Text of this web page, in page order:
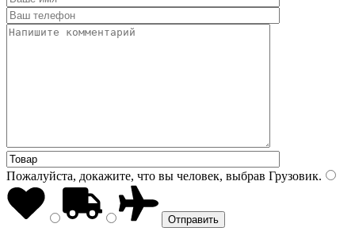
Пожалуйста, докажите, что вы человек, выбрав Грузовик.